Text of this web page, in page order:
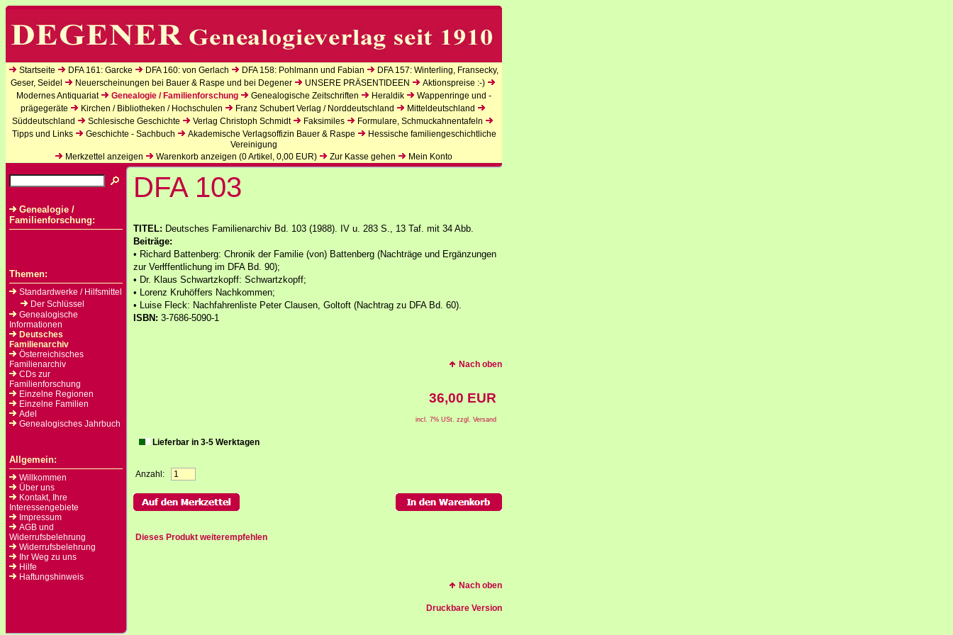
Startseite DFA 161: Garcke DFA 160: von Gerlach DFA 158: Pohlmann und Fabian
DFA 157: Winterling, Fransecky,
Geser, Seidel
Neuerscheinungen bei Bauer & Raspe und bei Degener UNSERE PRÄSENTIDEEN
Aktionspreise :-)
Modernes Antiquariat
Genealogie / Familienforschung Genealogische Zeitschriften Heraldik
Wappenringe und -
prägegeräte
Kirchen / Bibliotheken / Hochschulen Franz Schubert Verlag / Norddeutschland
Mitteldeutschland
Süddeutschland
Schlesische Geschichte Verlag Christoph Schmidt Faksimiles
Formulare, Schmuckahnentafeln
Tipps und Links
Geschichte - Sachbuch Akademische Verlagsoffizin Bauer & Raspe
Hessische familiengeschichtliche
Vereinigung
Merkzettel anzeigen
Warenkorb anzeigen (0Artikel, 0,00 EUR) Zur Kasse gehen Mein Konto
Genealogie /
Familienforschung:
Themen:
Standardwerke / Hilfsmittel
Der Schlüssel
Genealogische
Informationen
Deutsches
Familienarchiv
Österreichisches
Familienarchiv
CDs zur
Familienforschung
Einzelne Regionen
Einzelne Familien
Adel
Genealogisches Jahrbuch
Allgemein:
Willkommen
Über uns
Kontakt, Ihre
Interessengebiete
Impressum
AGB und
Widerrufsbelehrung
Widerrufsbelehrung
Ihr Weg zu uns
Hilfe
Haftungshinweis
DFA 103
TITEL: Deutsches Familienarchiv Bd. 103 (1988). IV u. 283 S., 13 Taf. mit 34 Abb.
Beiträge:
• Richard Battenberg: Chronik der Familie (von) Battenberg (Nachträge und Ergänzungen
zur Verłffentlichung im DFA Bd. 90);
• Dr. Klaus Schwartzkopff: Schwartzkopff;
• Lorenz Kruhöffers Nachkommen;
• Luise Fleck: Nachfahrenliste Peter Clausen, Goltoft (Nachtrag zu DFA Bd. 60).
ISBN: 3-7686-5090-1
Nach oben
36,00 EUR
incl. 7% USt. zzgl. Versand
Lieferbar in 3-5 Werktagen
Anzahl:
Dieses Produkt weiterempfehlen
Nach oben
Druckbare Version